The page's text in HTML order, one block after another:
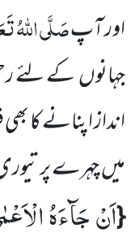
اور آپصَلَّی اللّٰہُ
جہانوںکے لئے
انداز اپنانے کا
میںچہرے پر
{اَنْ جَآءَهُ